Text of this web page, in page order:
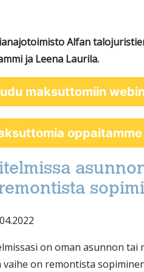
Alfan
ja Leena Laurila.
maksuttomiin
oppaitamme
on oman asunnon
vaihe on remontista